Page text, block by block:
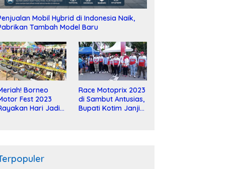
Mobil Hybrid di Indonesia Naik,
Tambah Model Baru
Borneo
Fest 2023
Hari Jadi
Race Motoprix 2023
di Sambut Antusias,
Bupati Kotim Janji